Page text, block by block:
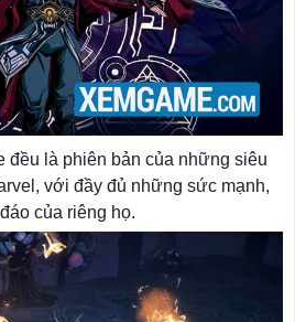
đều là phiên bản của những siêu
với đầy đủ những sức mạnh,
của riêng họ.